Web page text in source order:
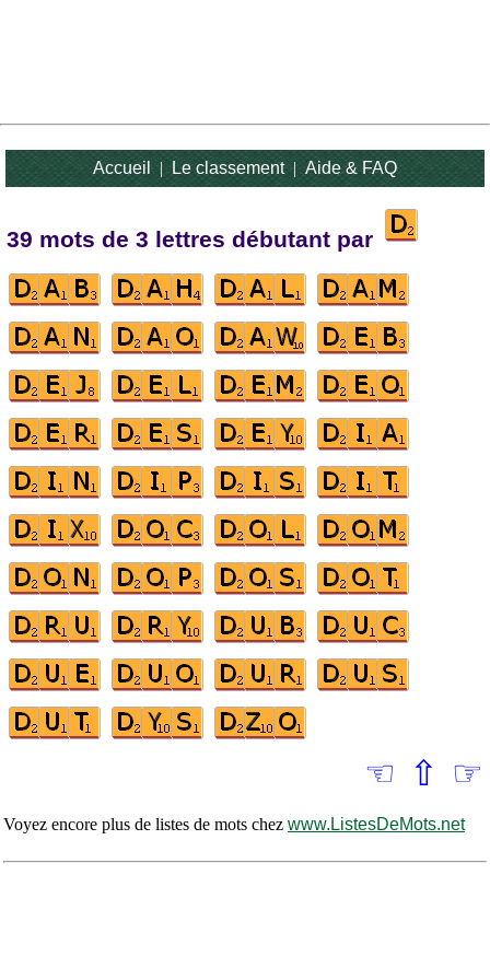
Accueil|Le classement|Aide & FAQ
39 mots de 3 lettres débutant par
☜ ⇧ ☞
Voyez encore plus de listes de mots chez www.ListesDeMots.net